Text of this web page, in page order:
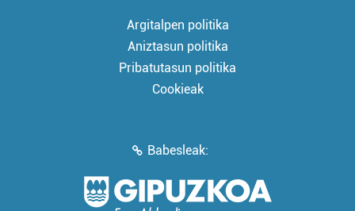
Argitalpen politika
Aniztasun politika
Pribatutasun politika
Cookieak
Babesleak: